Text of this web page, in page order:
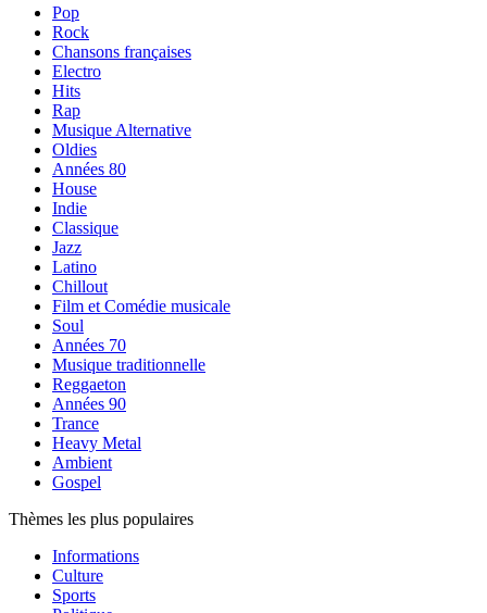
Pop
Rock
Chansons françaises
Electro
Hits
Rap
Musique Alternative
Oldies
Années 80
House
Indie
Classique
Jazz
Latino
Chillout
Film et Comédie musicale
Soul
Années 70
Musique traditionnelle
Reggaeton
Années 90
Trance
Heavy Metal
Ambient
Gospel
Thèmes les plus populaires
Informations
Culture
Sports